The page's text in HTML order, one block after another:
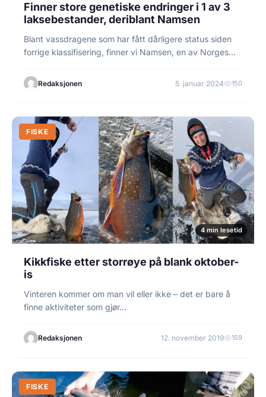
Finner store genetiske endringer i 1 av 3
laksebestander, deriblant Namsen
Blant vassdragene som har fått dårligere status siden
forrige klassifisering, finner vi Namsen, en av Norges…
Redaksjonen 5. januar 2024 150
FISKE
4 min lesetid
Kikkfiske etter storrøye på blank oktober-
is
Vinteren kommer om man vil eller ikke – det er bare å
finne aktiviteter som gjør…
Redaksjonen 12. november 2019 159
FISKE